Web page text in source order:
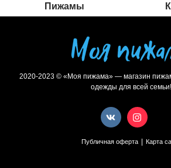
Пижамы
2020-2023 © «Моя пижама» — магазин
одежды для всей семьи!
Публичная оферта | Карта